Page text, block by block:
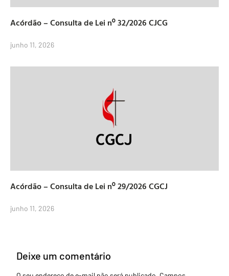
Acórdão – Consulta de Lei nº 32/2026 CJCG
junho 11, 2026
Acórdão – Consulta de Lei nº 29/2026 CGCJ
junho 11, 2026
Deixe um comentário